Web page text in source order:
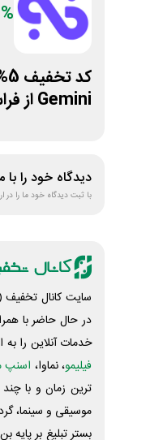
Gemini از فراسیب
دیدگاه خود را با
با ثبت دیدگاه خود ما را در
سایت کانال
در حال حاضر با
خدمات آنلاین را
فیلیمو، نماوا، اسنپ
ترین زمان و با
موسیقی و سینما،
بستر تبلیغ بر